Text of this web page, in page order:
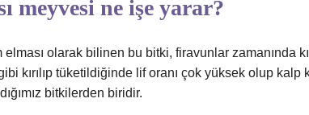
meyvesi ne işe yarar?
olarak bilinen bu bitki, firavunlar zamanında
kırılıp tüketildiğinde lif oranı çok yüksek olup
bitkilerden biridir.